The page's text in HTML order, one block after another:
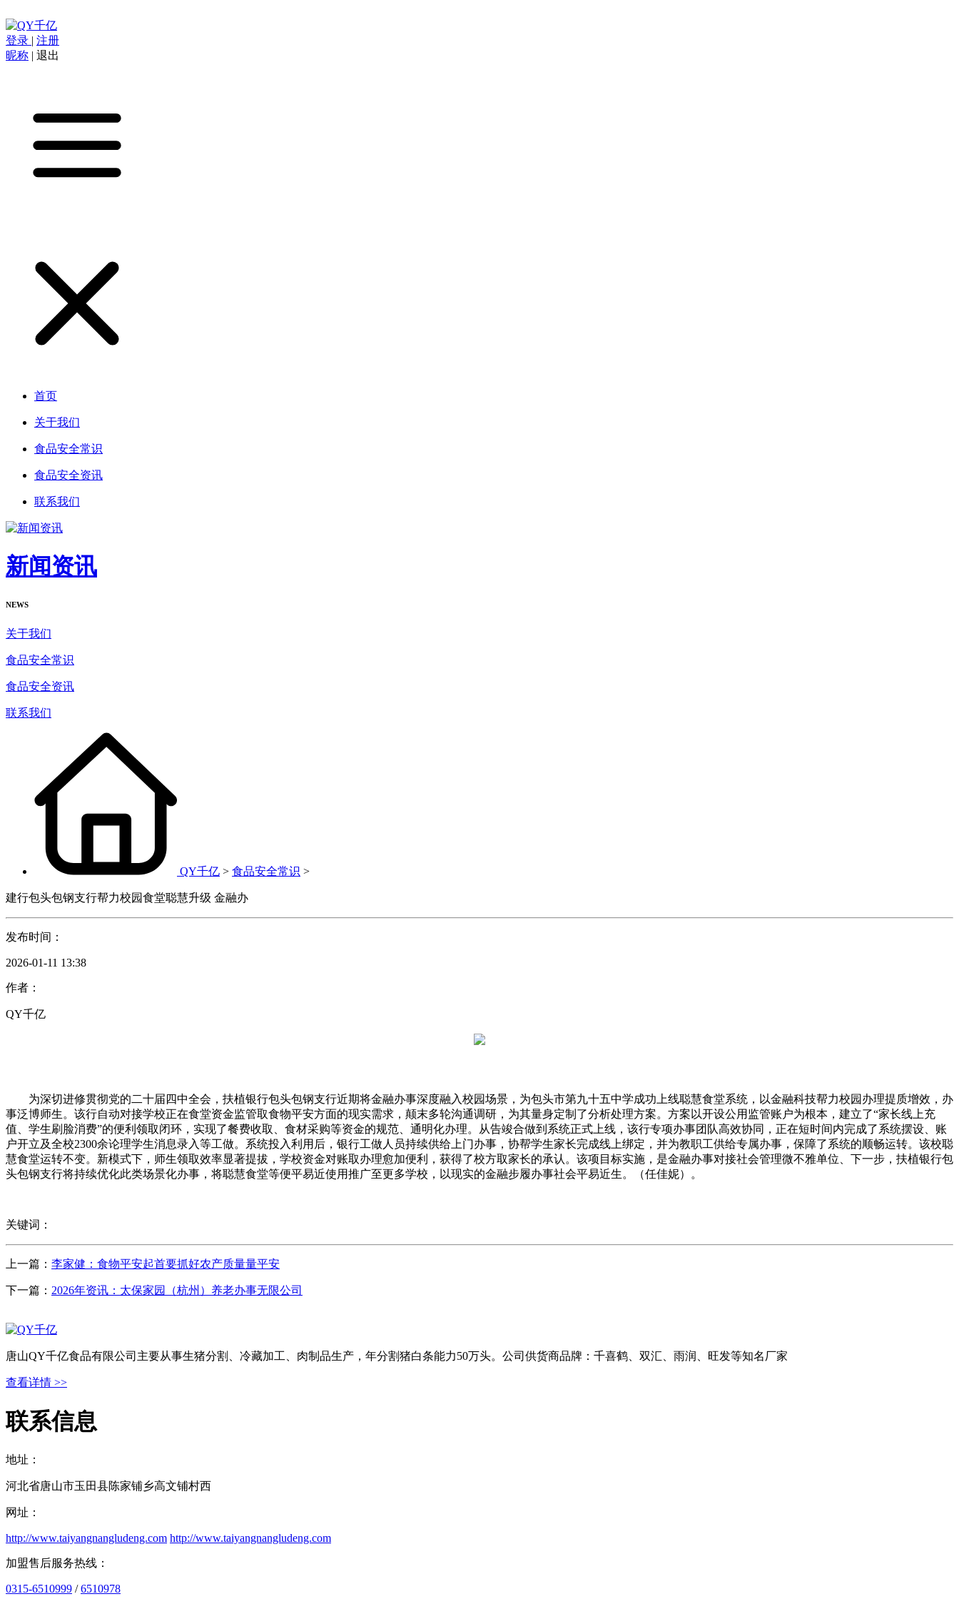
登录 | 注册
昵称 | 退出
首页
关于我们
食品安全常识
食品安全资讯
联系我们
新闻资讯
NEWS
关于我们
食品安全常识
食品安全资讯
联系我们
QY千亿 > 食品安全常识 >
建行包头包钢支行帮力校园食堂聪慧升级 金融办
发布时间：
2026-01-11 13:38
作者：
QY千亿
为深切进修贯彻党的二十届四中全会，扶植银行包头包钢支行近期将金融办事深度融入校园场景，为包头市第九十五中学成功上线聪慧食堂系统，以金融科技帮力校园办理提质增效，办
事泛博师生。该行自动对接学校正在食堂资金监管取食物平安方面的现实需求，颠末多轮沟通调研，为其量身定制了分析处理方案。方案以开设公用监管账户为根本，建立了“家长线上充
值、学生刷脸消费”的便利领取闭环，实现了餐费收取、食材采购等资金的规范、通明化办理。从告竣合做到系统正式上线，该行专项办事团队高效协同，正在短时间内完成了系统摆设、账
户开立及全校2300余论理学生消息录入等工做。系统投入利用后，银行工做人员持续供给上门办事，协帮学生家长完成线上绑定，并为教职工供给专属办事，保障了系统的顺畅运转。该校聪
慧食堂运转不变。新模式下，师生领取效率显著提拔，学校资金对账取办理愈加便利，获得了校方取家长的承认。该项目标实施，是金融办事对接社会管理微不雅单位、下一步，扶植银行包
头包钢支行将持续优化此类场景化办事，将聪慧食堂等便平易近使用推广至更多学校，以现实的金融步履办事社会平易近生。（任佳妮）。
关键词：
上一篇： 李家健：食物平安起首要抓好农产质量量平安
下一篇： 2026年资讯：太保家园（杭州）养老办事无限公司
唐山QY千亿食品有限公司主要从事生猪分割、冷藏加工、肉制品生产，年分割猪白条能力50万头。公司供货商品牌：千喜鹤、双汇、雨润、旺发等知名厂家
查看详情 >>
联系信息
地址：
河北省唐山市玉田县陈家铺乡高文铺村西
网址：
http://www.taiyangnangludeng.com http://www.taiyangnangludeng.com
加盟售后服务热线：
0315-6510999 /6510978